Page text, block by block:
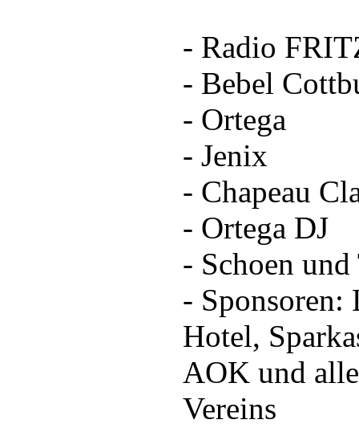
- Radio
- Bebel
- Ortega
- Jenix
- Chapeau
- Ortega DJ
- Schoen und
- Sponsoren:
Hotel,
AOK und
Vereins